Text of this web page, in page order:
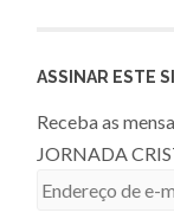
ASSINAR ESTE
Receba as
JORNADA
Endereço